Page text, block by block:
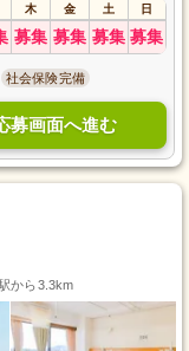
木 金 土 日
募集 募集 募集 募集
社会保険完備
募画面へ進む
から3.3km